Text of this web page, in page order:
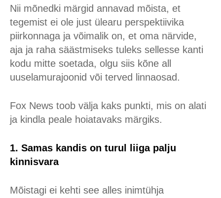
Nii mõnedki märgid annavad mõista, et
tegemist ei ole just ülearu perspektiivika
piirkonnaga ja võimalik on, et oma närvide,
aja ja raha säästmiseks tuleks sellesse kanti
kodu mitte soetada, olgu siis kõne all
uuselamurajoonid või terved linnaosad.
Fox News toob välja kaks punkti, mis on alati
ja kindla peale hoiatavaks märgiks.
1. Samas kandis on turul liiga palju
kinnisvara
Mõistagi ei kehti see alles inimtühja